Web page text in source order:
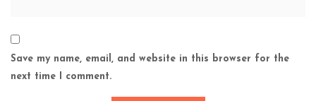
Save my name, email, and website in this browser for the
next time I comment.